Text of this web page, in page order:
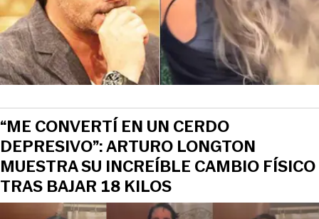
“ME CONVERTÍ EN UN CERDO
DEPRESIVO”: ARTURO LONGTON
MUESTRA SU INCREÍBLE CAMBIO FÍSICO
TRAS BAJAR 18 KILOS